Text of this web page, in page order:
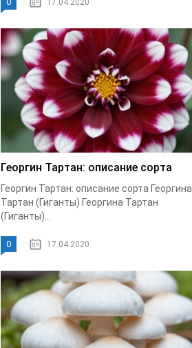
17.04.2020
Георгин Тартан: описание сорта
Георгин Тартан: описание сорта Георгина
Тартан (Гиганты) Георгина Тартан
(Гиганты)...
0 17.04.2020